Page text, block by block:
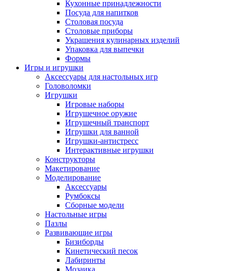
Кухонные принадлежности
Посуда для напитков
Столовая посуда
Столовые приборы
Украшения кулинарных изделий
Упаковка для выпечки
Формы
Игры и игрушки
Аксессуары для настольных игр
Головоломки
Игрушки
Игровые наборы
Игрушечное оружие
Игрушечный транспорт
Игрушки для ванной
Игрушки-антистресс
Интерактивные игрушки
Конструкторы
Макетирование
Моделирование
Аксессуары
Румбоксы
Сборные модели
Настольные игры
Пазлы
Развивающие игры
Бизиборды
Кинетический песок
Лабиринты
Мозаика